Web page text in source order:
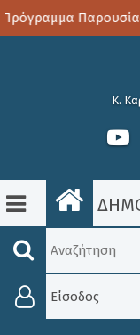
Κ.
Είσοδος